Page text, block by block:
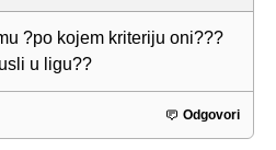
?po kojem kriteriju oni???
u ligu??
Odgovori